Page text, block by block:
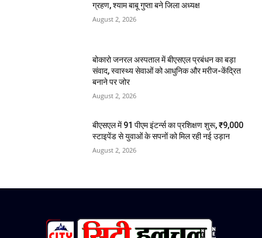
ग्रहण, श्याम बाबू गुप्ता बने जिला अध्यक्ष
August 2, 2026
बोकारो जनरल अस्पताल में बीएसएल प्रबंधन का बड़ा
संवाद, स्वास्थ्य सेवाओं को आधुनिक और मरीज-केंद्रित
बनाने पर जोर
August 2, 2026
बीएसएल में 91 पीएम इंटर्न्स का प्रशिक्षण शुरू, ₹9,000
स्टाइपेंड से युवाओं के सपनों को मिल रही नई उड़ान
August 2, 2026